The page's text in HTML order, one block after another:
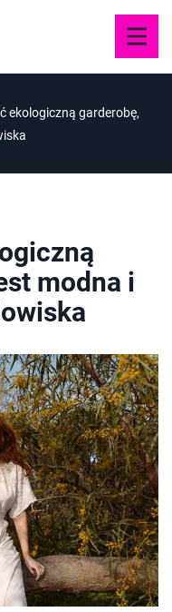
ekologiczną garderobę,
modna i